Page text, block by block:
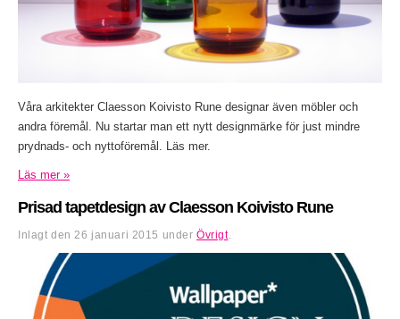
Våra arkitekter Claesson Koivisto Rune designar även möbler och
andra föremål. Nu startar man ett nytt designmärke för just mindre
prydnads- och nyttoföremål. Läs mer.
Läs mer »
Prisad tapetdesign av Claesson Koivisto Rune
Inlagt den 26 januari 2015 underÖvrigt.